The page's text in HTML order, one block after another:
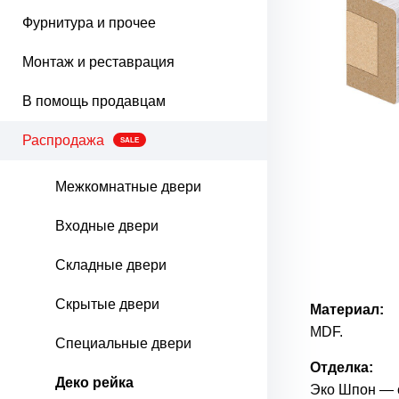
Фурнитура и прочее
Монтаж и реставрация
В помощь продавцам
Распродажа SALE
Межкомнатные двери
Входные двери
Складные двери
Скрытые двери
Специальные двери
Деко рейка
Материал:
MDF.
Отделка:
Эко Шпон —